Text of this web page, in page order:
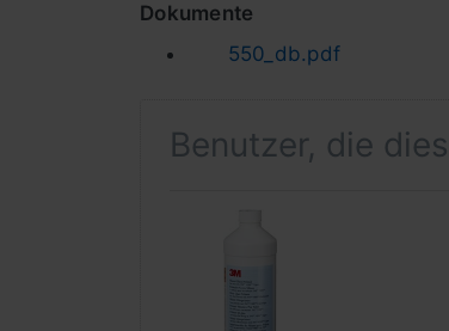
Dokumente
550_db.pdf
Benutzer, die